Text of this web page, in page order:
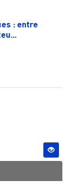
: entre